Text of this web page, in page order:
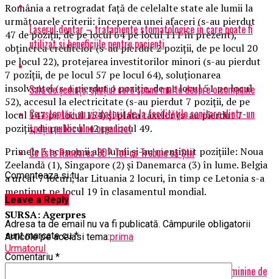
România a retrogradat faţă de celelalte state ale lumii la
următoarele criterii: începerea unei afaceri (s-au pierdut
47 de poziţii, de pe locul 64 pe locul 111 în prezent),
obţinerea creditelor (s-au pierdut 2 poziţii, de pe locul 20
pe locul 22), protejarea investitorilor minori (s-au pierdut
7 poziţii, de pe locul 57 pe locul 64), soluţionarea
insolvenţei (s-a pierdut o poziţie, de pe locul 51 pe locul
52), accesul la electricitate (s-au pierdut 7 poziţii, de pe
locul 147 pe locul 154) şi plata taxelor (s-au pierdut 7
poziţii, de pe locul 42 pe locul 49.
Primele 3 economii ale lumii şi-au menţinut poziţiile: Noua
Zeelandă (1), Singapore (2) şi Danemarca (3) în lume. Belgia
a urcat 7 locuri, iar Lituania 2 locuri, în timp ce Letonia s-a
menţinut pe locul 19 în clasamentul mondial.
SURSA: Agerpres
Articole pe aceiasi tema:prima
Urmatorul
Vreme anormală pentru România. Vom avea frig cumplit, cu minine de
Laserul dentar – tratamente stomatologice in care poate fi
utilizat si beneficiile pentru pacienti
Sala de ședințe, spațiul care spune multe despre o companie
Ce așteptări au vizitatorii de la facilitățile sanitare dintr-un
spațiu public bine organizat
Ce Este Randarea 3D? Tot ce Trebuie să Știi
Comenteaza si tu
Leave a Reply
Adresa ta de email nu va fi publicată. Câmpurile obligatorii
sunt marcate cu*
Comentariu *